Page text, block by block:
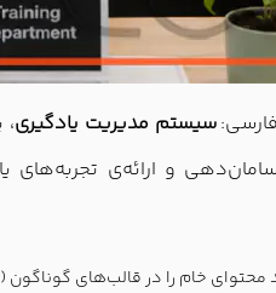
سیستم مدیریت یادگیری
و ارائه‌ی تجربه‌های
خام را در قالب‌های